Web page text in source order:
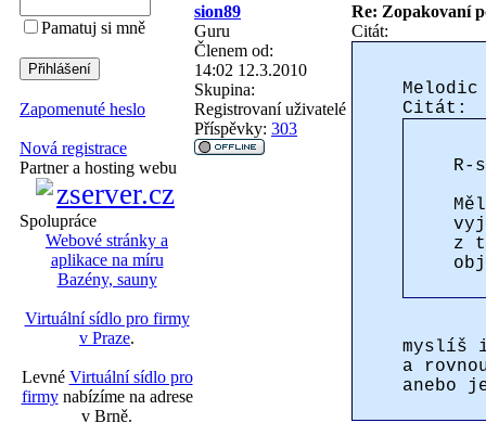
Pamatuj si mně
Zapomenuté heslo
Nová registrace
Partner a hosting webu
Spolupráce
Webové stránky a
aplikace na míru
Bazény, sauny
Virtuální sídlo pro firmy
v Praze.
Levné Virtuální sídlo pro
firmynabízíme na adrese
v Brně.
sion89
Re: Zopakovaní
Guru
Členem od:
14:02 12.3.2010
Skupina:
Registrovaní uživatelé
Příspěvky: 303
Citát:
Citát:
R-
z
myslíš
a
anebo